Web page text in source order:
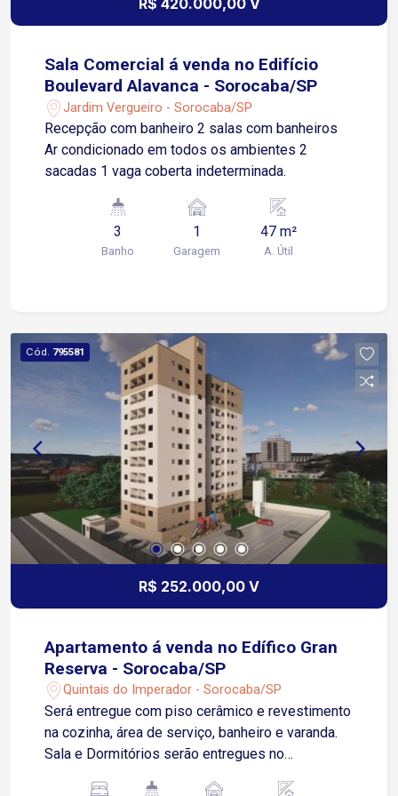
R$ 420.000,00 V
Sala Comercial á venda no Edifício
Boulevard Alavanca - Sorocaba/SP
Jardim Vergueiro - Sorocaba/SP
Recepção com banheiro 2 salas com banheiros
Ar condicionado em todos os ambientes 2
sacadas 1 vaga coberta indeterminada.
3
Banho
1
Garagem
47 m²
A. Útil
Cód. 795581
R$ 252.000,00 V
Apartamento á venda no Edífico Gran
Reserva - Sorocaba/SP
Quintais do Imperador - Sorocaba/SP
Será entregue com piso cerâmico e revestimento
na cozinha, área de serviço, banheiro e varanda.
Sala e Dormitórios serão entregues no